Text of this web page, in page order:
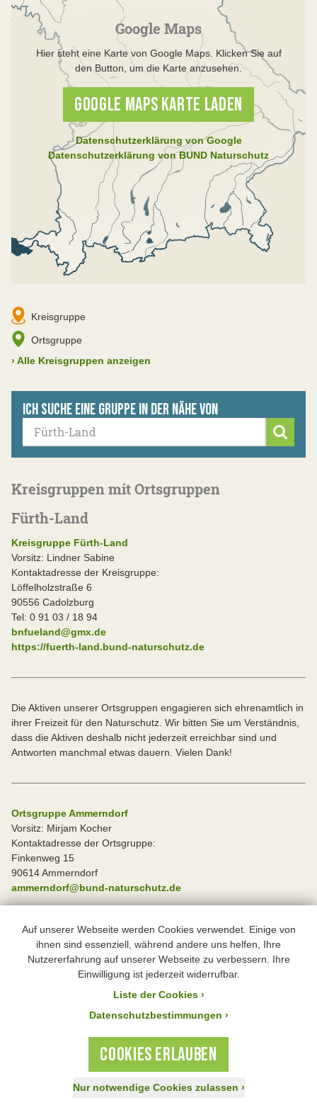
Auf unserer Webseite werden Cookies verwendet. Einige von
ihnen sind essenziell, während andere uns helfen, Ihre
Nutzererfahrung auf unserer Webseite zu verbessern. Ihre
Einwilligung ist jederzeit widerrufbar.
Liste der Cookies ›
Datenschutzbestimmungen ›
COOKIES ERLAUBEN
Nur notwendige Cookies zulassen ›
Google Maps
Hier steht eine Karte von Google Maps. Klicken Sie auf
den Button, um die Karte anzusehen.
GOOGLE MAPS KARTE LADEN
Datenschutzerklärung von Google
Datenschutzerklärung von BUND Naturschutz
Kreisgruppe
Ortsgruppe
› Alle Kreisgruppen anzeigen
Ich suche eine Gruppe in der Nähe von
Kreisgruppen mit Ortsgruppen
Fürth-Land
Kreisgruppe Fürth-Land
Vorsitz: Lindner Sabine
Kontaktadresse der Kreisgruppe:
Löffelholzstraße 6
90556 Cadolzburg
Tel: 0 91 03 / 18 94
bnfueland@gmx.de
https://fuerth-land.bund-naturschutz.de
Die Aktiven unserer Ortsgruppen engagieren sich ehrenamtlich in
ihrer Freizeit für den Naturschutz. Wir bitten Sie um Verständnis,
dass die Aktiven deshalb nicht jederzeit erreichbar sind und
Antworten manchmal etwas dauern. Vielen Dank!
Ortsgruppe Ammerndorf
Vorsitz: Mirjam Kocher
Kontaktadresse der Ortsgruppe:
Finkenweg 15
90614 Ammerndorf
ammerndorf@bund-naturschutz.de
Ortsgruppe Cadolzburg
Kontaktadresse der Ortsgruppe:
Löffelholzstraße 6
90556 Cadolzburg
Ortsgruppe Großhabersdorf
Vorsitz: (Ansprechpartner) Ralph Schwarz
Kontaktadresse der Ortsgruppe:
90613 Großhabersdorf